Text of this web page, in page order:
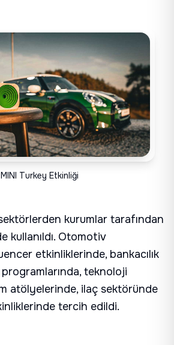
MINI Turkey Etkinliği
kurumlar tarafından
kullanıldı. Otomotiv
etkinliklerinde, bankacılık
teknoloji
atölyelerinde, ilaç sektöründe
tercih edildi.